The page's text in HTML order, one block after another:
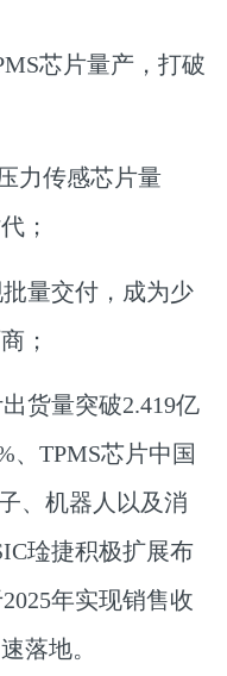
芯片量产，打破
力传感芯片量
；
量交付，成为少
；
货量突破2.419亿
、TPMS芯片中国
、机器人以及消
琻捷积极扩展布
年实现销售收
落地。